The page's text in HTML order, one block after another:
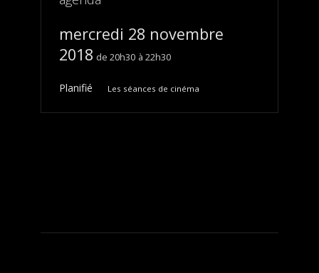
mercredi 28 novembre
2018
20h30 22h30
Planifié Les séances de cinéma